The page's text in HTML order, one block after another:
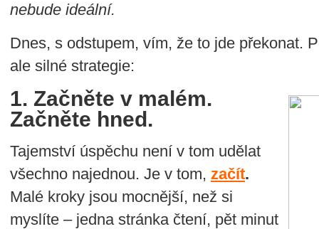
nebude ideální.
Dnes, s odstupem, vím, že to jde překonat.
ale silné strategie:
1. Začněte v malém.
Začněte hned.
Tajemství úspěchu není v tom udělat
všechno najednou. Je v tom, začít.
Malé kroky jsou mocnější, než si
myslíte – jedna stránka čtení, pět minut